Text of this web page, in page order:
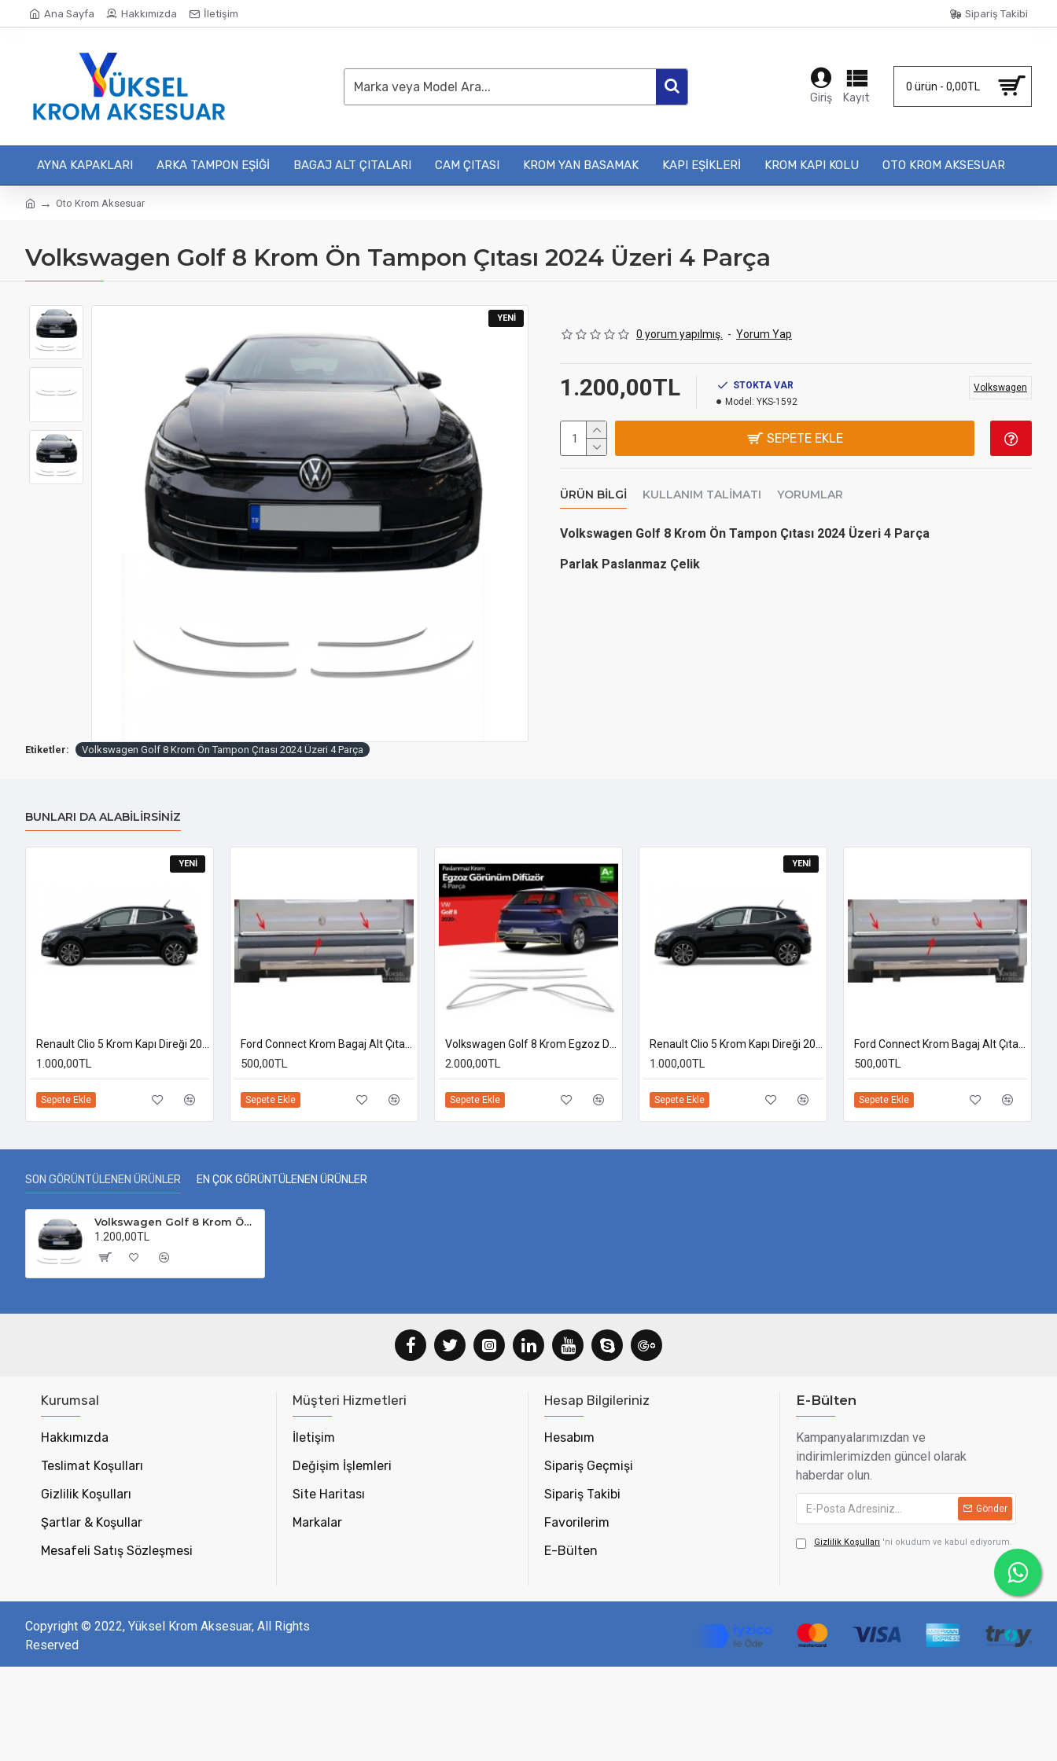
Ana Sayfa Hakkımızda İletişim Sipariş Takibi
Giriş Kayıt
0 ürün - 0,00TL
AYNA KAPAKLARI ARKA TAMPON EŞIĞI BAGAJ ALT ÇITALARI CAM ÇITASI KROM YAN BASAMAK KAPI EŞIKLERI KROM KAPI KOLU OTO KROM AKSESUAR
Oto Krom Aksesuar
Volkswagen Golf 8 Krom Ön Tampon Çıtası 2024 Üzeri 4 Parça
YENI
0 yorum yapılmış. - Yorum Yap
1.200,00TL
STOKTA VAR
Model: YKS-1592
Volkswagen
SEPETE EKLE
ÜRÜN BILGI KULLANIM TALIMATI YORUMLAR
Volkswagen Golf 8 Krom Ön Tampon Çıtası 2024 Üzeri 4 Parça
Parlak Paslanmaz Çelik
Etiketler: Volkswagen Golf 8 Krom Ön Tampon Çıtası 2024 Üzeri 4 Parça
BUNLARI DA ALABILIRSINIZ
YENI
1.000,00TL
Sepete Ekle
500,00TL
Sepete Ekle
2.000,00TL
Sepete Ekle
YENI
1.000,00TL
Sepete Ekle
500,00TL
Sepete Ekle
SON GÖRÜNTÜLENEN ÜRÜNLER EN ÇOK GÖRÜNTÜLENEN ÜRÜNLER
Volkswagen Golf 8 Krom Ön Tampon Çıtası 2024 Üzeri 4 Parça
1.200,00TL
Kurumsal
Hakkımızda
Teslimat Koşulları
Gizlilik Koşulları
Şartlar & Koşullar
Mesafeli Satış Sözleşmesi
Müşteri Hizmetleri
İletişim
Değişim İşlemleri
Site Haritası
Markalar
Hesap Bilgileriniz
Hesabım
Sipariş Geçmişi
Sipariş Takibi
Favorilerim
E-Bülten
E-Bülten
Kampanyalarımızdan ve
indirimlerimizden güncel olarak
haberdar olun.
Gönder
Gizlilik Koşulları 'ni okudum ve kabul ediyorum.
Copyright © 2022, Yüksel Krom Aksesuar, All Rights
Reserved